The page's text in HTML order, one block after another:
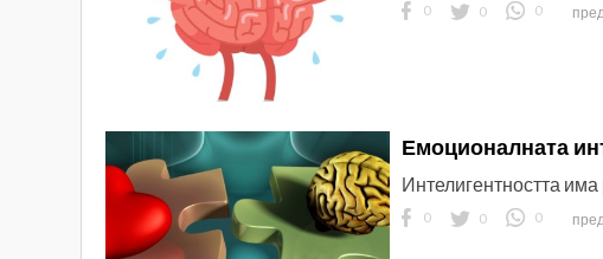
0 0 0
Емоционалната
Интелигентността
0 0 0